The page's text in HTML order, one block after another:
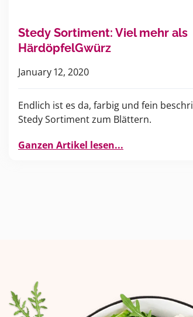
Stedy Sortiment: Viel mehr als
HärdöpfelGwürz
January 12, 2020
Endlich ist es da, farbig und fein
Stedy Sortiment zum Blättern.
Ganzen Artikel lesen...